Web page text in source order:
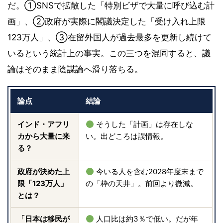
だ。①SNSで拡散した「特別ビザで大量に呼び込む計
画」、②政府が実際に閣議決定した「受け入れ上限
123万人」、③在留外国人が過去最多を更新し続けて
いるという統計上の事実。この三つを混同すると、議
論はそのまま陰謀論へ滑り落ちる。
論点 結論
インド・アフリ
カから大量に来
る？
そうした「計画」は存在しな
い。出どころは誤情報。
政府が決めた上
限「123万人」
とは？
今いる人を含む2028年度末まで
の「枠の天井」。前回より微減。
「日本は移民が 人口比は約3％で低い。だが年